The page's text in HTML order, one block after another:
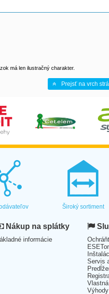
má len ilustračný charakter.
Prejsť na vrch
Široký sortiment
Nákup na splátky
informácie
Servis